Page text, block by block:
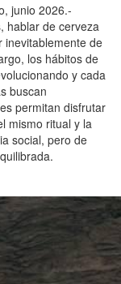
junio 2026.-
hablar de cerveza
inevitablemente de
los hábitos de
y cada
buscan
permitan disfrutar
mismo ritual y la
social, pero de